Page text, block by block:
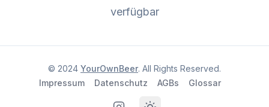
verfügbar
© 2024 YourOwnBeer. All Rights Reserved.
Impressum
Datenschutz AGBs Glossar